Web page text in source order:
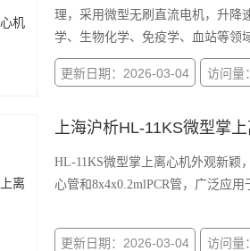
理，采用微型无刷直流电机，升降
学、生物化学、免疫学、血站等领域
更新日期：2026-03-04 访问量
上海沪析HL-11KS微型掌
HL-11KS微型掌上离心机外观新颖
心管和8x4x0.2mlPCR管，广泛应用
更新日期：2026-03-04 访问量